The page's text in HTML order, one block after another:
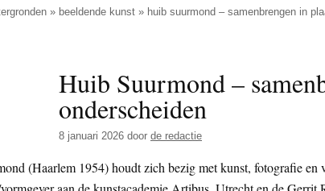
» beeldende kunst » huib suurmond – samenbrengen in
Huib Suurmond –
onderscheiden
8 januari 2026 door de redactie
(Haarlem 1954) houdt zich bezig met kunst, fotografie